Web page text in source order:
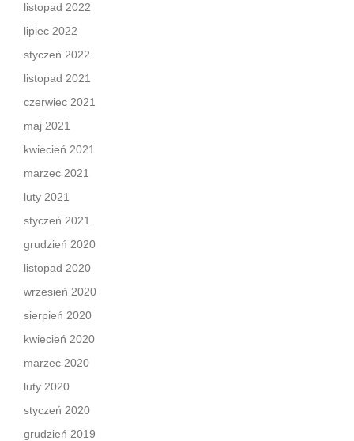
listopad 2022
lipiec 2022
styczeń 2022
listopad 2021
czerwiec 2021
maj 2021
kwiecień 2021
marzec 2021
luty 2021
styczeń 2021
grudzień 2020
listopad 2020
wrzesień 2020
sierpień 2020
kwiecień 2020
marzec 2020
luty 2020
styczeń 2020
grudzień 2019